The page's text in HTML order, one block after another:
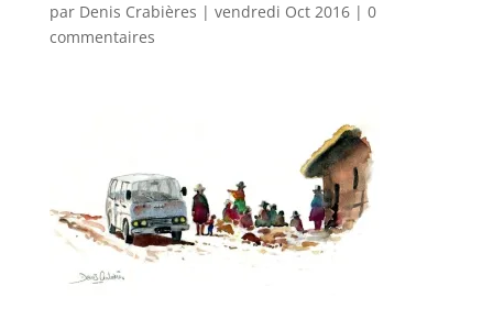
par Denis Crabières | vendredi Oct 2016| 0
commentaires